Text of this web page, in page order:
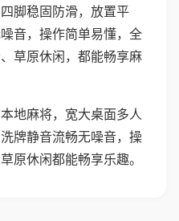
脚稳固防滑，放置平
音，操作简单易懂，全
草原休闲，都能畅享麻
地麻将，宽大桌面多人
牌静音流畅无噪音，操
原休闲都能畅享乐趣。